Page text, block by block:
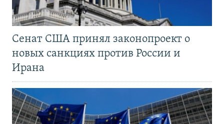
Сенат США принял законопроект о
новых санкциях против России и
Ирана